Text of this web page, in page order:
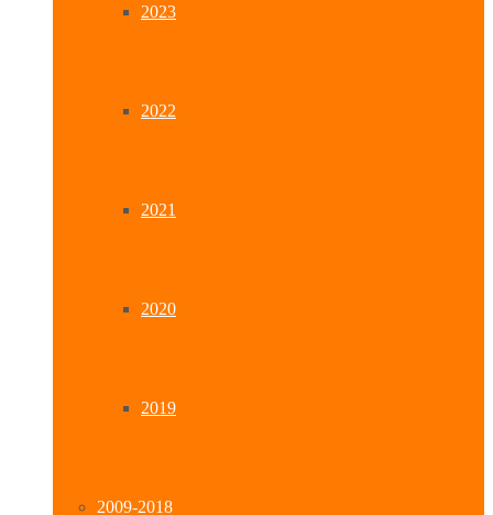
2023
2022
2021
2020
2019
2009-2018